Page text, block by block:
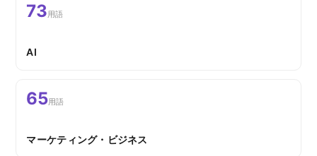
73用語
AI
65用語
マーケティング・ビジネス